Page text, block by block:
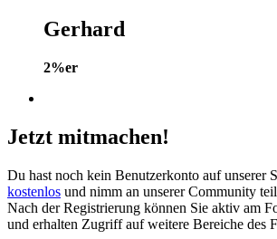
Gerhard
2%er
Jetzt mitmachen!
Du hast noch kein Benutzerkonto auf unserer
kostenlos und nimm an unserer Community
Nach der Registrierung können Sie aktiv am
und erhalten Zugriff auf weitere Bereiche des